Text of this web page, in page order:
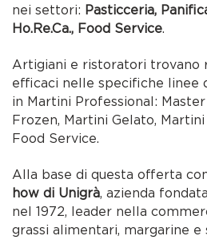
nei settori: Pasticceria,
Ho.Re.Ca., Food Service.
Artigiani e ristoratori trovano
efficaci nelle specifiche linee
in Martini Professional:
Frozen, Martini Gelato,
Food Service.
Alla base di questa offerta
how di Unigrà, azienda
nel 1972, leader nella
grassi alimentari, margarine